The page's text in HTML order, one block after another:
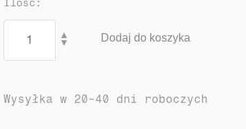
Ilość :
▲
▼ Dodaj do koszyka
Wysyłka w 20-40 dni roboczych